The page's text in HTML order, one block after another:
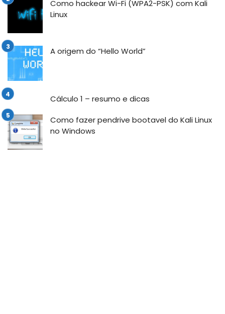
Como hackear Wi-Fi (WPA2-PSK) com Kali
Linux
A origem do “Hello World”
Cálculo 1 – resumo e dicas
Como fazer pendrive bootavel do Kali Linux
no Windows